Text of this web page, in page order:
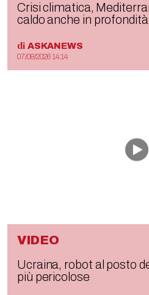
Crisi climatica,
caldo anche in profondità
di ASKANEWS
07/08/2026 14:14
VIDEO
Ucraina, robot al posto
più pericolose